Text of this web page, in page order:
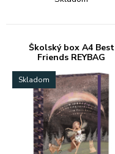
Školský box A4 Best
Friends REYBAG
Skladom